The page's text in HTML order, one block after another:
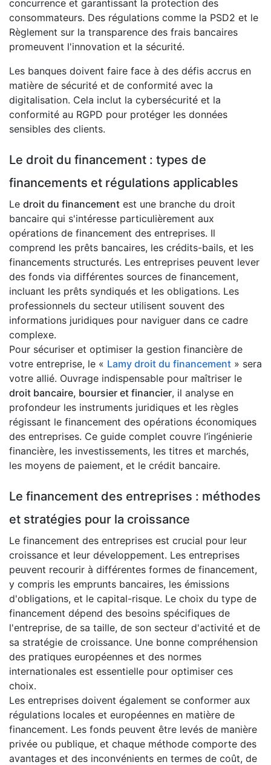
concurrence et garantissant la protection des
consommateurs. Des régulations comme la PSD2 et le
Règlement sur la transparence des frais bancaires
promeuvent l'innovation et la sécurité.
Les banques doivent faire face à des défis accrus en
matière de sécurité et de conformité avec la
digitalisation. Cela inclut la cybersécurité et la
conformité au RGPD pour protéger les données
sensibles des clients.
Le droit du financement : types de
financements et régulations applicables
Le droit du financement est une branche du droit
bancaire qui s'intéresse particulièrement aux
opérations de financement des entreprises. Il
comprend les prêts bancaires, les crédits-bails, et les
financements structurés. Les entreprises peuvent lever
des fonds via différentes sources de financement,
incluant les prêts syndiqués et les obligations. Les
professionnels du secteur utilisent souvent des
informations juridiques pour naviguer dans ce cadre
complexe.
Pour sécuriser et optimiser la gestion financière de
votre entreprise, le « Lamy droit du financement » sera
votre allié. Ouvrage indispensable pour maîtriser le
droit bancaire, boursier et financier, il analyse en
profondeur les instruments juridiques et les règles
régissant le financement des opérations économiques
des entreprises. Ce guide complet couvre l’ingénierie
financière, les investissements, les titres et marchés,
les moyens de paiement, et le crédit bancaire.
Le financement des entreprises : méthodes
et stratégies pour la croissance
Le financement des entreprises est crucial pour leur
croissance et leur développement. Les entreprises
peuvent recourir à différentes formes de financement,
y compris les emprunts bancaires, les émissions
d'obligations, et le capital-risque. Le choix du type de
financement dépend des besoins spécifiques de
l'entreprise, de sa taille, de son secteur d'activité et de
sa stratégie de croissance. Une bonne compréhension
des pratiques européennes et des normes
internationales est essentielle pour optimiser ces
choix.
Les entreprises doivent également se conformer aux
régulations locales et européennes en matière de
financement. Les fonds peuvent être levés de manière
privée ou publique, et chaque méthode comporte des
avantages et des inconvénients en termes de coût, de